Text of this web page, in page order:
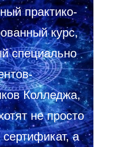
практико-
курс,
специально
Колледжа,
не просто
сертификат, а